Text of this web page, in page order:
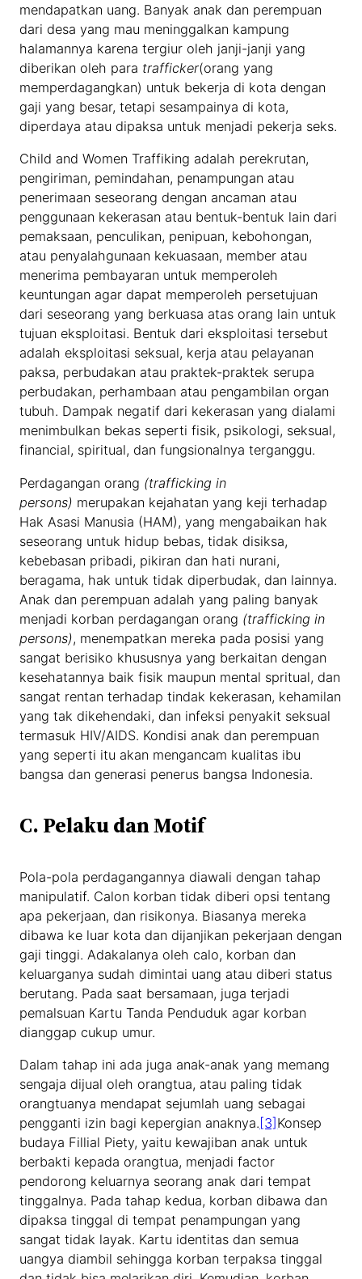
mendapatkan uang. Banyak anak dan perempuan
dari desa yang mau meninggalkan kampung
halamannya karena tergiur oleh janji-janji yang
diberikan oleh para trafficker(orang yang
memperdagangkan) untuk bekerja di kota dengan
gaji yang besar, tetapi sesampainya di kota,
diperdaya atau dipaksa untuk menjadi pekerja seks.
Child and Women Traffiking adalah perekrutan,
pengiriman, pemindahan, penampungan atau
penerimaan seseorang dengan ancaman atau
penggunaan kekerasan atau bentuk-bentuk lain dari
pemaksaan, penculikan, penipuan, kebohongan,
atau penyalahgunaan kekuasaan, member atau
menerima pembayaran untuk memperoleh
keuntungan agar dapat memperoleh persetujuan
dari seseorang yang berkuasa atas orang lain untuk
tujuan eksploitasi. Bentuk dari eksploitasi tersebut
adalah eksploitasi seksual, kerja atau pelayanan
paksa, perbudakan atau praktek-praktek serupa
perbudakan, perhambaan atau pengambilan organ
tubuh. Dampak negatif dari kekerasan yang dialami
menimbulkan bekas seperti fisik, psikologi, seksual,
financial, spiritual, dan fungsionalnya terganggu.
Perdagangan orang (trafficking in
persons) merupakan kejahatan yang keji terhadap
Hak Asasi Manusia (HAM), yang mengabaikan hak
seseorang untuk hidup bebas, tidak disiksa,
kebebasan pribadi, pikiran dan hati nurani,
beragama, hak untuk tidak diperbudak, dan lainnya.
Anak dan perempuan adalah yang paling banyak
menjadi korban perdagangan orang (trafficking in
persons), menempatkan mereka pada posisi yang
sangat berisiko khususnya yang berkaitan dengan
kesehatannya baik fisik maupun mental spritual, dan
sangat rentan terhadap tindak kekerasan, kehamilan
yang tak dikehendaki, dan infeksi penyakit seksual
termasuk HIV/AIDS. Kondisi anak dan perempuan
yang seperti itu akan mengancam kualitas ibu
bangsa dan generasi penerus bangsa Indonesia.
C.Pelaku dan Motif
Pola-pola perdagangannya diawali dengan tahap
manipulatif. Calon korban tidak diberi opsi tentang
apa pekerjaan, dan risikonya. Biasanya mereka
dibawa ke luar kota dan dijanjikan pekerjaan dengan
gaji tinggi. Adakalanya oleh calo, korban dan
keluarganya sudah dimintai uang atau diberi status
berutang. Pada saat bersamaan, juga terjadi
pemalsuan Kartu Tanda Penduduk agar korban
dianggap cukup umur.
Dalam tahap ini ada juga anak-anak yang memang
sengaja dijual oleh orangtua, atau paling tidak
orangtuanya mendapat sejumlah uang sebagai
pengganti izin bagi kepergian anaknya.[3]Konsep
budaya Fillial Piety, yaitu kewajiban anak untuk
berbakti kepada orangtua, menjadi factor
pendorong keluarnya seorang anak dari tempat
tinggalnya. Pada tahap kedua, korban dibawa dan
dipaksa tinggal di tempat penampungan yang
sangat tidak layak. Kartu identitas dan semua
uangya diambil sehingga korban terpaksa tinggal